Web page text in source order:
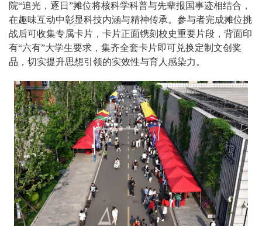
院“追光，逐日”摊位将核科学科普与先辈报国事迹相结合，
在趣味互动中彰显科技内涵与精神传承。参与者完成摊位挑
战后可收集专属卡片，卡片正面镌刻校史重要片段，背面印
有“六有”大学生要求，集齐全套卡片即可兑换定制文创奖
品，切实提升思想引领的实效性与育人感染力。